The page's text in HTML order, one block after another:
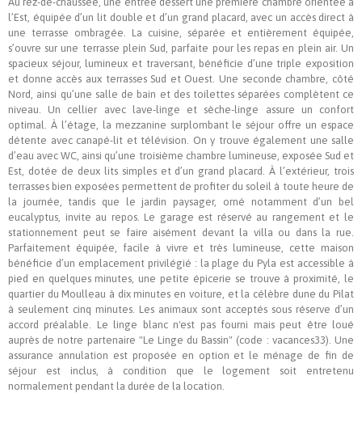
l’Est, équipée d’un lit double et d’un grand placard, avec un accès direct à
une terrasse ombragée. La cuisine, séparée et entièrement équipée,
s’ouvre sur une terrasse plein Sud, parfaite pour les repas en plein air. Un
spacieux séjour, lumineux et traversant, bénéficie d’une triple exposition
et donne accès aux terrasses Sud et Ouest. Une seconde chambre, côté
Nord, ainsi qu’une salle de bain et des toilettes séparées complètent ce
niveau. Un cellier avec lave-linge et sèche-linge assure un confort
optimal. À l’étage, la mezzanine surplombant le séjour offre un espace
détente avec canapé-lit et télévision. On y trouve également une salle
d’eau avec WC, ainsi qu’une troisième chambre lumineuse, exposée Sud et
Est, dotée de deux lits simples et d’un grand placard. À l’extérieur, trois
terrasses bien exposées permettent de profiter du soleil à toute heure de
la journée, tandis que le jardin paysager, orné notamment d’un bel
eucalyptus, invite au repos. Le garage est réservé au rangement et le
stationnement peut se faire aisément devant la villa ou dans la rue.
Parfaitement équipée, facile à vivre et très lumineuse, cette maison
bénéficie d’un emplacement privilégié : la plage du Pyla est accessible à
pied en quelques minutes, une petite épicerie se trouve à proximité, le
quartier du Moulleau à dix minutes en voiture, et la célèbre dune du Pilat
à seulement cinq minutes. Les animaux sont acceptés sous réserve d’un
accord préalable. Le linge blanc n'est pas fourni mais peut être loué
auprès de notre partenaire "Le Linge du Bassin" (code : vacances33). Une
assurance annulation est proposée en option et le ménage de fin de
séjour est inclus, à condition que le logement soit entretenu
normalement pendant la durée de la location.